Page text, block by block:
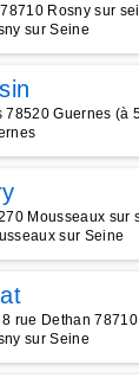
Rosny sur
sur Seine
78520 Guernes (à
Mousseaux sur
sur Seine
rue Dethan
sur Seine